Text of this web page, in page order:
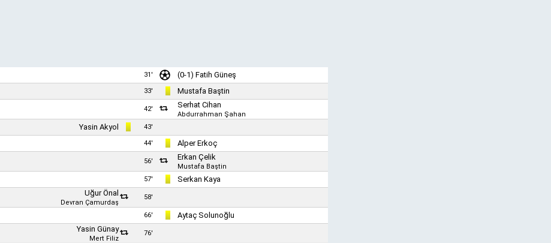
31' (0-1) Fatih Güneş
33' Mustafa Baştin
42' Serhat Cihan
Abdurrahman Şahan
Yasin Akyol 43'
44' Alper Erkoç
56' Erkan Çelik
Mustafa Baştin
57'
Serkan Kaya
Uğur Önal
Devran Çamurdaş
58'
66'
Aytaç Solunoğlu
Yasin Günay
Mert Filiz
76'